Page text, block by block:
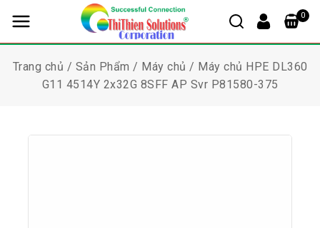
0
Trang chủ / Sản Phẩm / Máy chủ / Máy chủ HPE DL360
G11 4514Y 2x32G 8SFF AP Svr P81580-375